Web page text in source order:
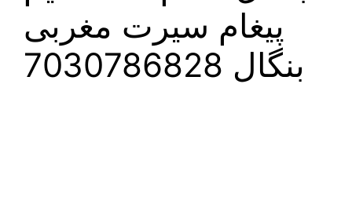
پیغام سیرت مغربی
بنگال 7030786828